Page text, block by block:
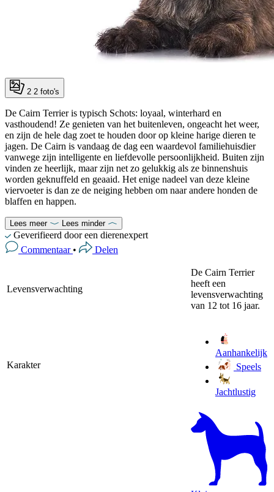
2 2 foto's
De Cairn Terrier is typisch Schots: loyaal, winterhard en
vasthoudend! Ze genieten van het buitenleven, ongeacht het weer,
en zijn de hele dag zoet te houden door op kleine harige dieren te
jagen. De Cairn is vandaag de dag een waardevol familiehuisdier
vanwege zijn intelligente en liefdevolle persoonlijkheid. Buiten zijn
vinden ze heerlijk, maar zijn net zo gelukkig als ze binnenshuis
worden geknuffeld en geaaid. Het enige nadeel van deze kleine
viervoeter is dan ze de neiging hebben om naar andere honden de
blaffen en happen.
Lees meer Lees minder
Geverifieerd door een dierenexpert
Commentaar • Delen
Levensverwachting
De Cairn Terrier
heeft een
levensverwachting
van 12 tot 16 jaar.
Karakter
Aanhankelijk
Speels
Jachtlustig